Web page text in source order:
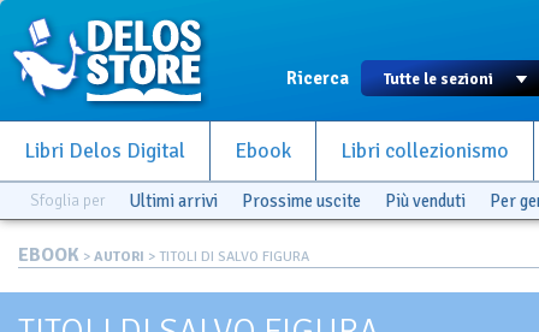
Ricerca
Libri Delos Digital Ebook Libri collezionismo
Sfoglia per Ultimi arrivi Prossime uscite Più venduti Per
EBOOK > AUTORI > TITOLI DI SALVO FIGURA